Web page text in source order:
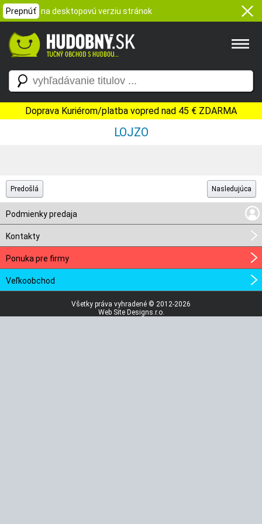
Prepnúť na desktopovú verziu stránok
Doprava Kuriérom/platba vopred nad 45 € ZDARMA
LOJZO
Predošlá Nasledujúca
Podmienky predaja
Kontakty
Ponuka pre firmy
Veľkoobchod
Všetky práva vyhradené © 2012-2026
Web Site Designs.r.o.